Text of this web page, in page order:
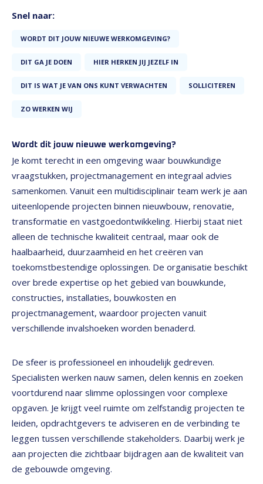
Snel naar:
WORDT DIT JOUW NIEUWE WERKOMGEVING?
DIT GA JE DOEN HIER HERKEN JIJ JEZELF IN
DIT IS WAT JE VAN ONS KUNT VERWACHTEN SOLLICITEREN
ZO WERKEN WIJ
Wordt dit jouw nieuwe werkomgeving?
Je komt terecht in een omgeving waar bouwkundige
vraagstukken, projectmanagement en integraal advies
samenkomen. Vanuit een multidisciplinair team werk je aan
uiteenlopende projecten binnen nieuwbouw, renovatie,
transformatie en vastgoedontwikkeling. Hierbij staat niet
alleen de technische kwaliteit centraal, maar ook de
haalbaarheid, duurzaamheid en het creëren van
toekomstbestendige oplossingen. De organisatie beschikt
over brede expertise op het gebied van bouwkunde,
constructies, installaties, bouwkosten en
projectmanagement, waardoor projecten vanuit
verschillende invalshoeken worden benaderd.
De sfeer is professioneel en inhoudelijk gedreven.
Specialisten werken nauw samen, delen kennis en zoeken
voortdurend naar slimme oplossingen voor complexe
opgaven. Je krijgt veel ruimte om zelfstandig projecten te
leiden, opdrachtgevers te adviseren en de verbinding te
leggen tussen verschillende stakeholders. Daarbij werk je
aan projecten die zichtbaar bijdragen aan de kwaliteit van
de gebouwde omgeving.